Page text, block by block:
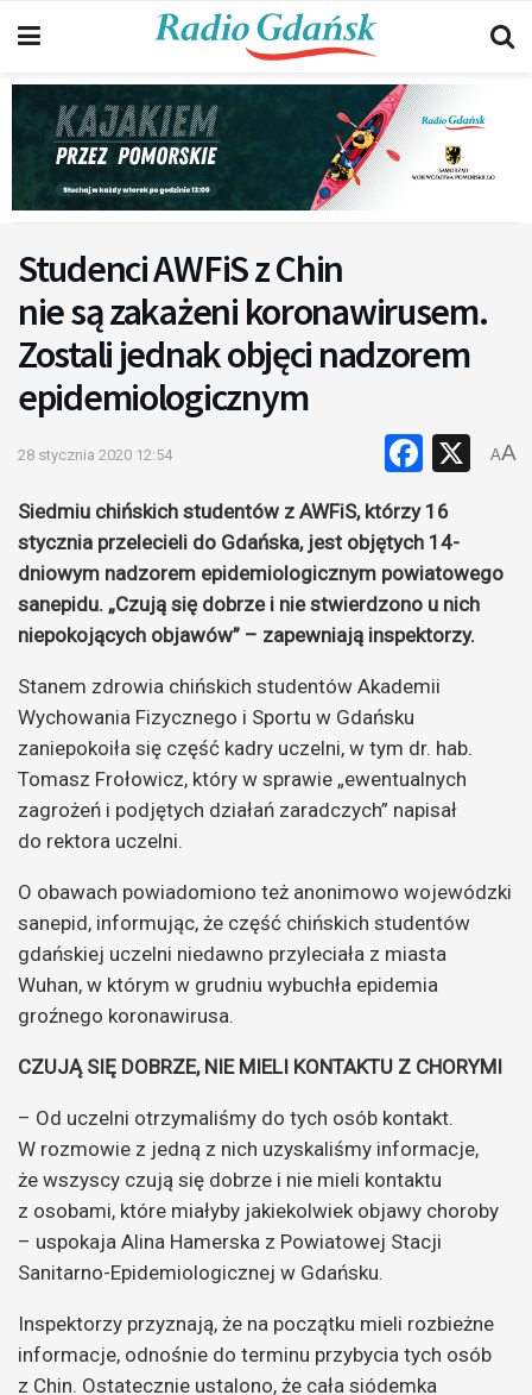
Studenci AWFiS z Chin
nie są zakażeni koronawirusem.
Zostali jednak objęci nadzorem
epidemiologicznym
28 stycznia 2020 12:54 X
AA
Siedmiu chińskich studentów z AWFiS, którzy 16
stycznia przelecieli do Gdańska, jest objętych 14-
dniowym nadzorem epidemiologicznym powiatowego
sanepidu. „Czują się dobrze i nie stwierdzono u nich
niepokojących objawów” – zapewniają inspektorzy.
Stanem zdrowia chińskich studentów Akademii
Wychowania Fizycznego i Sportu w Gdańsku
zaniepokoiła się część kadry uczelni, w tym dr. hab.
Tomasz Frołowicz, który w sprawie „ewentualnych
zagrożeń i podjętych działań zaradczych” napisał
do rektora uczelni.
O obawach powiadomiono też anonimowo wojewódzki
sanepid, informując, że część chińskich studentów
gdańskiej uczelni niedawno przyleciała z miasta
Wuhan, w którym w grudniu wybuchła epidemia
groźnego koronawirusa.
CZUJĄ SIĘ DOBRZE, NIE MIELI KONTAKTU Z CHORYMI
– Od uczelni otrzymaliśmy do tych osób kontakt.
W rozmowie z jedną z nich uzyskaliśmy informacje,
że wszyscy czują się dobrze i nie mieli kontaktu
z osobami, które miałyby jakiekolwiek objawy choroby
– uspokaja Alina Hamerska z Powiatowej Stacji
Sanitarno-Epidemiologicznej w Gdańsku.
Inspektorzy przyznają, że na początku mieli rozbieżne
informacje, odnośnie do terminu przybycia tych osób
z Chin. Ostatecznie ustalono, że cała siódemka